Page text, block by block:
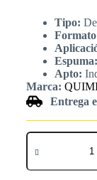
Tipo:
Espuma:
Apto:
Marca:
Entrega